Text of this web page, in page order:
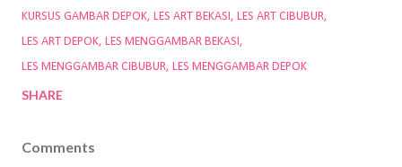
KURSUS GAMBAR DEPOK LES ART BEKASI
LES ART CIBUBUR
LES ART DEPOK LES MENGGAMBAR BEKASI
LES MENGGAMBAR CIBUBUR LES MENGGAMBAR DEPOK
SHARE
Comments